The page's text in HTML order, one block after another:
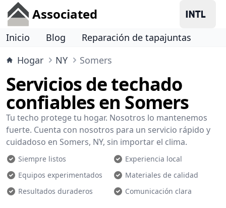
Associated
Inicio Blog
Reparación de tapajuntas
Hogar
NY Somers
Servicios de techado
confiables en Somers
Tu techo protege tu hogar. Nosotros lo mantenemos
fuerte. Cuenta con nosotros para un servicio rápido y
cuidadoso en Somers, NY, sin importar el clima.
Siempre listos
Experiencia local
Equipos experimentados
Materiales de calidad
Resultados duraderos
Comunicación clara